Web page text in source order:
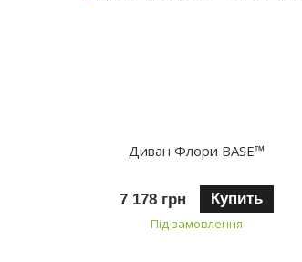
Диван Флори BASE™
7 178 грн Купить
Під замовлення